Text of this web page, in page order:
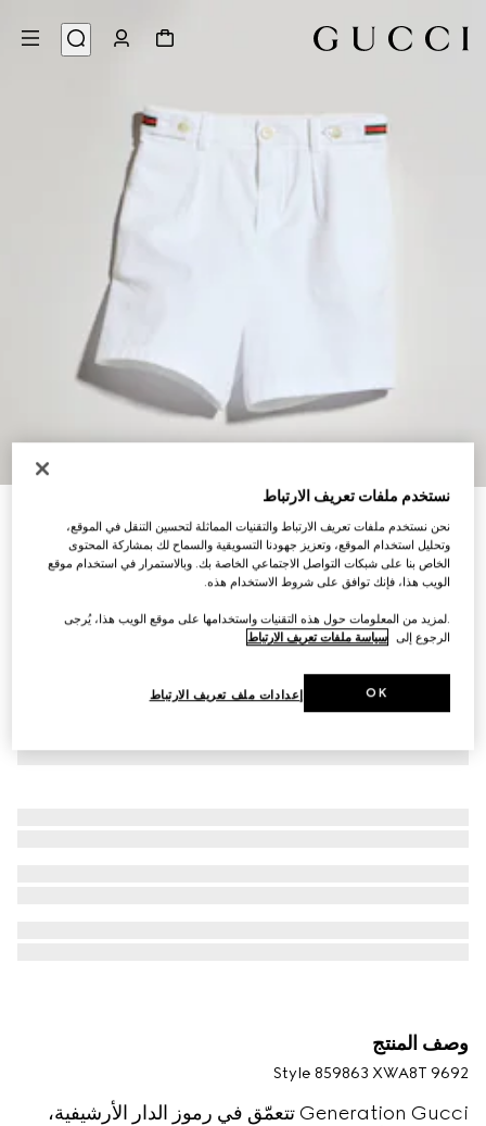
شورت من القطن المجعّد للأطفال
AED 2,700
وصف المنتج
Style ‎859863 XWA8T 9692
Generation Gucci تتعمّق في رموز الدار الأرشيفية،
نستخدم ملفات تعريف الارتباط
نحن نستخدم ملفات تعريف الارتباط والتقنيات المماثلة لتحسين التنقل في الموقع،
وتحليل استخدام الموقع، وتعزيز جهودنا التسويقية والسماح لك بمشاركة المحتوى
الخاص بنا على شبكات التواصل الاجتماعي الخاصة بك. وبالاستمرار في استخدام موقع
الويب هذا، فإنك توافق على شروط الاستخدام هذه.
.لمزيد من المعلومات حول هذه التقنيات واستخدامها على موقع الويب هذا، يُرجى
الرجوع إلى سياسة ملفات تعريف الارتباط
إعدادات ملف تعريف الارتباط OK